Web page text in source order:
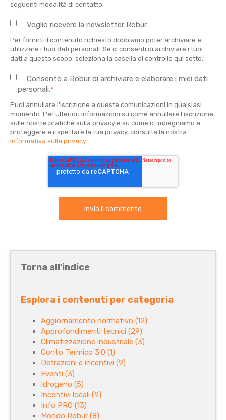
seguenti modalità di contatto:
Voglio ricevere la newsletter Robur.
Per fornirti il contenuto richiesto dobbiamo poter archiviare e
utilizzare i tuoi dati personali. Se ci consenti di archiviare i tuoi
dati a questo scopo, seleziona la casella di controllo qui sotto.
Consento a Robur di archiviare e elaborare i miei dati
personali.*
Puoi annullare l'iscrizione a queste comunicazioni in qualsiasi
momento. Per ulteriori informazioni su come annullare l'iscrizione,
sulle nostre pratiche sulla privacy e su come ci impegniamo a
proteggere e rispettare la tua privacy, consulta la nostra
Informativa sulla privacy.
Torna all'indice
Esplora i contenuti per categoria
Aggiornamento normativo (12)
Approfondimenti tecnici (29)
Climatizzazione industriale (3)
Conto Termico 3.0 (1)
Detrazioni e incentivi (9)
Eventi (3)
Idrogeno (5)
Incentivi locali (9)
Info PRO (13)
Mondo Robur (8)